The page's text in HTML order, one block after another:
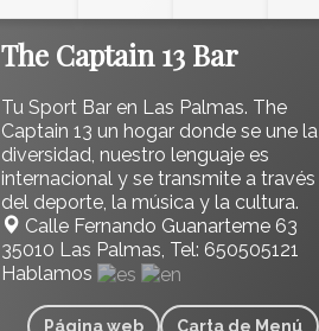
The Captain 13 Bar
Tu Sport Bar en Las Palmas. The
Captain 13 un hogar donde se une la
diversidad, nuestro lenguaje es
internacional y se transmite a través
del deporte, la música y la cultura.
Calle Fernando Guanarteme 63
35010 Las Palmas, Tel: 650505121
Hablamos
Página web Carta de Menú